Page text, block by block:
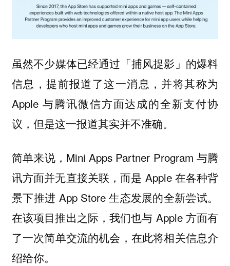
虽然不少媒体已经通过「捕风捉影」的爆料
信息，提前报道了这一消息，并将其称为
Apple 与腾讯微信方面达成的全新支付协
议，但是这一报道其实并不准确。
简单来说，Mini Apps Partner Program 与腾
讯方面并无直接关联，而是 Apple 在各种背
景下推进 App Store 生态发展的全新尝试。
在该项目推出之际，我们也与 Apple 方面有
了一次简单交流的机会，在此将相关信息介
绍给你。